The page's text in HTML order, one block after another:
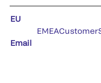
EU
Email